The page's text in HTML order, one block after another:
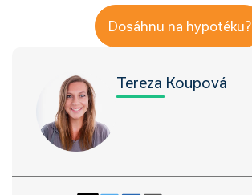
Dosáhnu na hypotéku?
Tereza Koupová